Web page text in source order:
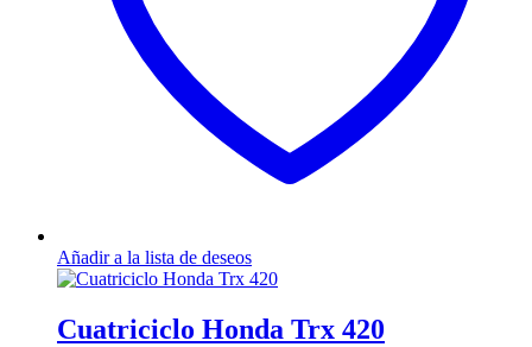
Añadir a la lista de deseos
Cuatriciclo Honda Trx 420